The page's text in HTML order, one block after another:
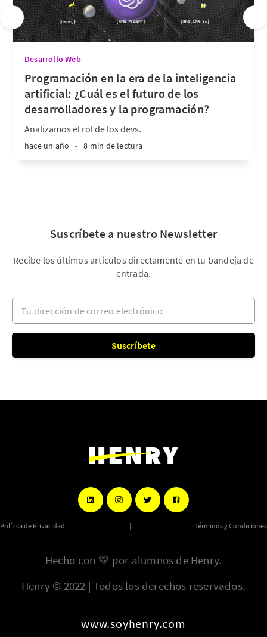
Desarrollo Web
Programación en la era de la inteligencia
artificial: ¿Cuál es el futuro de los
desarrolladores y la programación?
Analizamos el rol de los devs.
hace un año • 8 min de lectura
Suscríbete a nuestro Newsletter
Recibe los últimos artículos directamente en tu bandeja de
entrada.
Tu dirección de correo electrónico
Suscríbete
Política de Privacidad | Términos y Condiciones
Hecho con 💛 por alumnos de Henry.
Henry © 2022 | Todos los derechos reservados.
www.soyhenry.com